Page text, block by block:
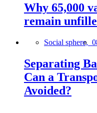
Why 65,000
remain
Social sphere,
Separating
Can a
Avoided?